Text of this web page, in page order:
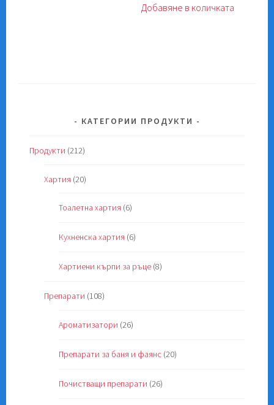
on
product
Добавяне в количката
КАТЕГОРИИ ПРОДУКТИ
Продукти (212)
Хартия (20)
Тоалетна хартия (6)
Кухненска хартия (6)
Хартиени кърпи за ръце (8)
Препарати (108)
Ароматизатори (26)
Препарати за баня и фаянс (20)
Почистващи препарати (26)